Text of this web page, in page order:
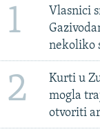
1
Vlasnici
nekoliko
2
Kurti u
mogla
otvoriti